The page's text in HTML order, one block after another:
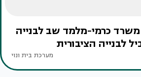
כרמי-מלמד שב לבנייה
לבנייה הציבורית
מערכת בית ונוי